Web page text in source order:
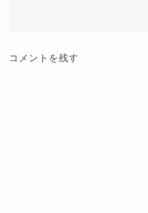
コメントを残す